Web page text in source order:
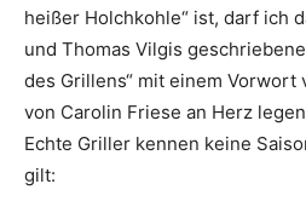
heißer Holchkohle“ ist, darf ich
und Thomas Vilgis
des Grillens“ mit einem Vorwort
von Carolin Friese an Herz
Echte Griller kennen keine
gilt: